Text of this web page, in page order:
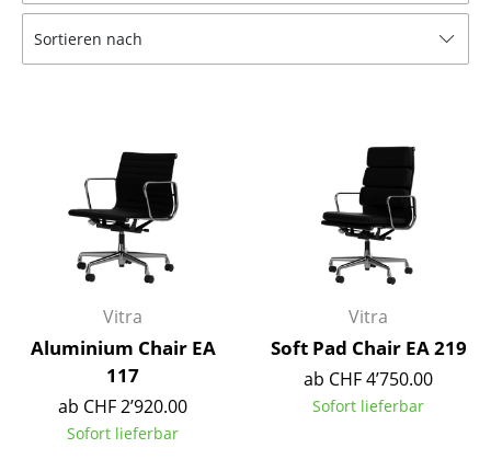
Tische
Couchtische
Schreibtische
Sekretäre & PC-Tische
Stehtische & Stehpulte
Kindertische
Gartentische
Sortieren nach
Vitra
Aluminium Chair EA
117
ab CHF 2’920.00
Sofort lieferbar
Vitra
Soft Pad Chair EA 219
ab CHF 4’750.00
Sofort lieferbar